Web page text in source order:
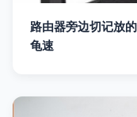
路由器旁边切记放
龟速